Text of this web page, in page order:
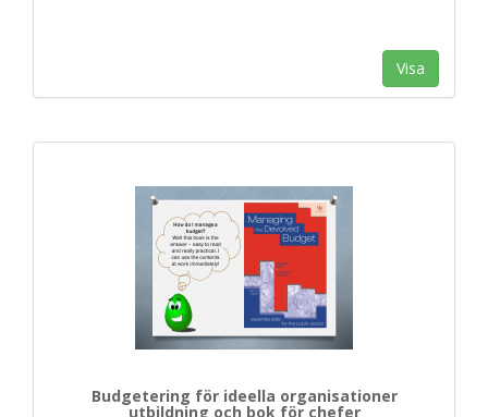
Visa
Budgetering för ideella organisationer
utbildning och bok för chefer